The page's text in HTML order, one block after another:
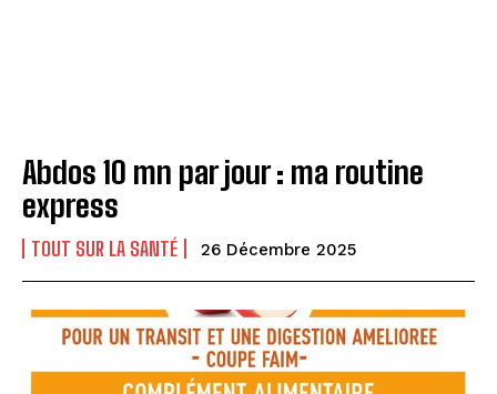
Abdos 10 mn par jour : ma routine
express
TOUT SUR LA SANTÉ 26 Décembre 2025